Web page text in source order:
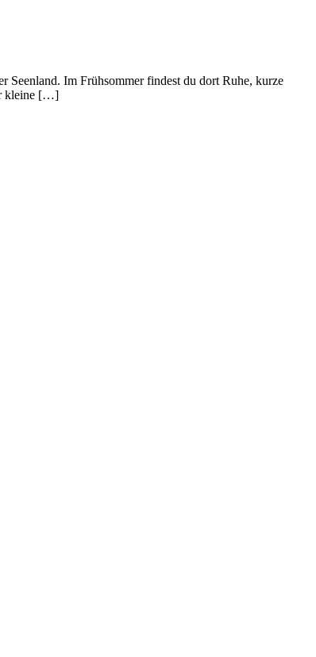
Im Frühsommer findest du dort Ruhe, kurze
kleine […]